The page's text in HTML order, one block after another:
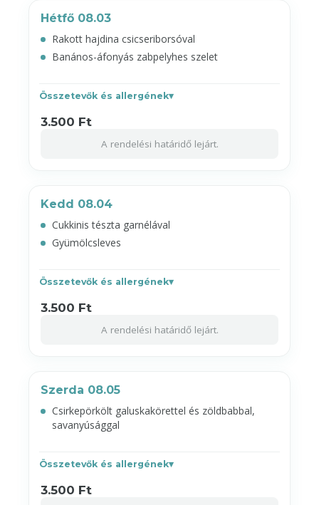
Hétfő 08.03
Rakott hajdina csicseriborsóval
Banános-áfonyás zabpelyhes szelet
Összetevők és allergének
3.500 Ft
A rendelési határidő lejárt.
Kedd 08.04
Cukkinis tészta garnélával
Gyümölcsleves
Összetevők és allergének
3.500 Ft
A rendelési határidő lejárt.
Szerda 08.05
Csirkepörkölt galuskakörettel és zöldbabbal,
savanyúsággal
Összetevők és allergének
3.500 Ft